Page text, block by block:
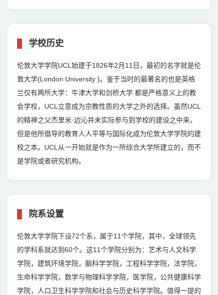
学校历史
伦敦大学学院UCL始建于1826年2月11日，最初的名字就是伦
敦大学(London University )。鉴于当时的最著名的也是英格
兰仅有两所大学：牛津大学和剑桥大学 都是严格意义上的教
会学校，UCL立意成为宗教性质的大学之外的选择。虽然UCL
的精神之父杰里米·边沁并未实际参与到学校的建设之中来，
但是他所倡导的教育人人平等与国际化成为伦敦大学学院的建
校之本。UCL从一开始就是作为一所综合大学所建立的，而不
是学院或者研究机构。
院系设置
伦敦大学学院下设72个系，属于11个学院，其中，全球领先
的学科系就达到60个。这11个学院分别为：艺术与人文科学
学院，建筑环境学院，脑科学学院，工程科学学院，法学院，
生命科学学院，数学与物理科学学院，医学院，公共健康科学
学院，人口卫生科学学院和社会与历史科学学院。值得一提的